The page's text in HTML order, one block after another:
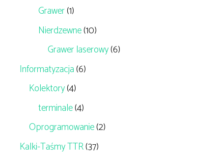
Grawer(1)
Nierdzewne(10)
Grawer laserowy(6)
Informatyzacja(6)
Kolektory(4)
terminale(4)
Oprogramowanie(2)
Kalki-Taśmy TTR(37)